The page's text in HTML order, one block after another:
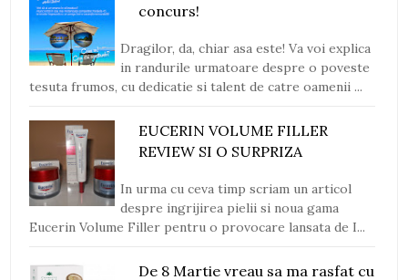
concurs!
Dragilor, da, chiar asa este! Va voi explica
in randurile urmatoare despre o poveste
tesuta frumos, cu dedicatie si talent de catre oamenii ...
EUCERIN VOLUME FILLER
REVIEW SI O SURPRIZA
In urma cu ceva timp scriam un articol
despre ingrijirea pielii si noua gama
Eucerin Volume Filler pentru o provocare lansata de I...
De 8 Martie vreau sa ma rasfat cu